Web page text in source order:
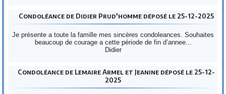
Condoléance de Didier Prud'homme déposé le 25-12-2025
Je présente a toute la famille mes sincères condoleances. Souhaites
beaucoup de courage a cette période de fin d’annee...
Didier
Condoléance de Lemaire Armel et Jeanine déposé le 25-12-
2025